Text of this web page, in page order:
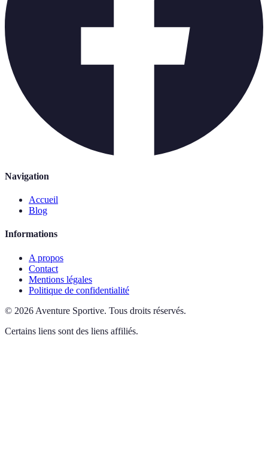
Navigation
Accueil
Blog
Informations
A propos
Contact
Mentions légales
Politique de confidentialité
© 2026 Aventure Sportive. Tous droits réservés.
Certains liens sont des liens affiliés.